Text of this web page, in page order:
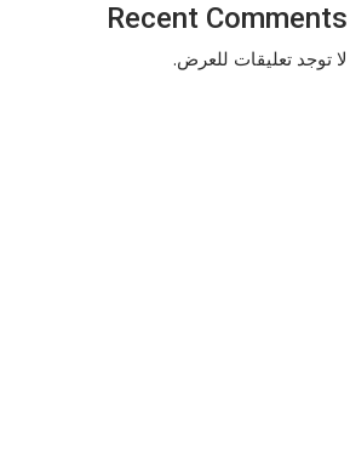
Recent Comments
لا توجد تعليقات للعرض.